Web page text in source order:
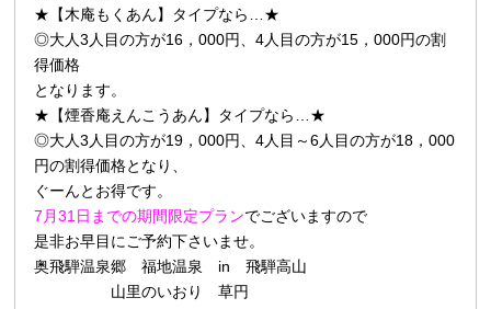
★【木庵もくあん】タイプなら…★
◎大人3人目の方が16，000円、4人目の方が15，000円の割
得価格
となります。
★【煙香庵えんこうあん】タイプなら…★
◎大人3人目の方が19，000円、4人目～6人目の方が18，000
円の割得価格となり、
ぐーんとお得です。
7月31日までの期間限定プランでございますので
是非お早目にご予約下さいませ。
奥飛騨温泉郷 福地温泉 in 飛騨高山
山里のいおり 草円